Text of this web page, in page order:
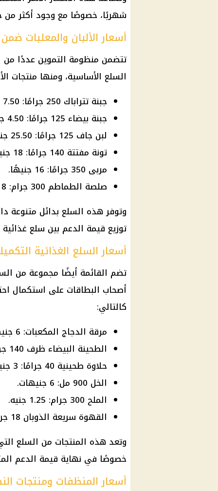
شهريًا، خصوصًا مع وجود أكثر من
أسعار الألبان والمعلبات
تتضمن منظومة التموين عددًا من
السلع الأساسية، ومنها منتجات
جبنة تتراباك 250 جرامًا: 7.50 جنيه.
جبنة بيضاء 125 جرامًا: 4.50 جنيه.
لبن جاف 125 جرامًا: 25.50 جنيه.
تونة مفتتة 140 جرامًا: 18 جنيهًا.
مربى 350 جرامًا: 16 جنيهًا.
صلصة الطماطم 300 جرام: 8 جنيهات.
وتوفر هذه السلع بدائل متنوعة
توزيع قيمة الدعم بين سلع
أسعار السلع الغذائية
تضم القائمة أيضًا مجموعة من
أصحاب البطاقات على استكمال
كالتالي:
مرقة الدجاج المكعبات: 6 جنيهات.
الطحينة البيضاء ظرف 140 جرامًا: 3.75 جنيه.
حلاوة طحينية 40 جرامًا: 3 جنيهات.
الخل 900 مل: 6 جنيهات.
الملح 300 جرام: 1.25 جنيه.
القهوة سريعة الذوبان 18 جرامًا: 4 جنيهات.
وتعد هذه المنتجات من السلع
خصوصًا في نهاية قيمة الدعم
أسعار المنظفات ومنتجات